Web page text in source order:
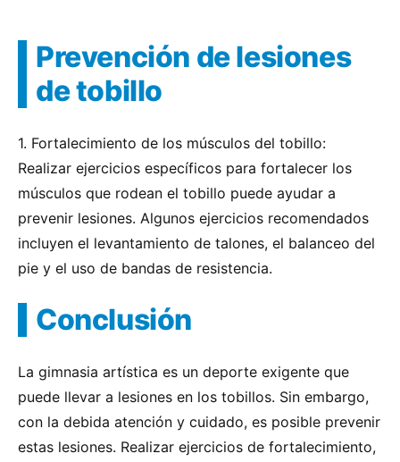
Prevención de lesiones
de tobillo
1. Fortalecimiento de los músculos del tobillo:
Realizar ejercicios específicos para fortalecer los
músculos que rodean el tobillo puede ayudar a
prevenir lesiones. Algunos ejercicios recomendados
incluyen el levantamiento de talones, el balanceo del
pie y el uso de bandas de resistencia.
Conclusión
La gimnasia artística es un deporte exigente que
puede llevar a lesiones en los tobillos. Sin embargo,
con la debida atención y cuidado, es posible prevenir
estas lesiones. Realizar ejercicios de fortalecimiento,